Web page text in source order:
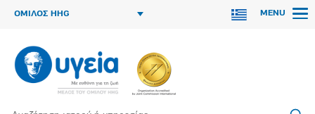
ΟΜΙΛΟΣ HHG MENU